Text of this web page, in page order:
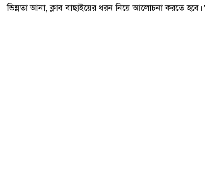
ভিন্নতা আনা, ক্লাব বাছাইয়ের ধরন নিয়ে আলোচনা করতে হবে।’